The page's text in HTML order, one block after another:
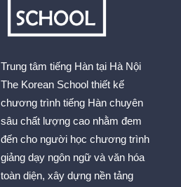
Trung tâm tiếng Hàn tại Hà Nội
The Korean School thiết kế
chương trình tiếng Hàn chuyên
sâu chất lượng cao nhằm đem
đến cho người học chương trình
giảng dạy ngôn ngữ và văn hóa
toàn diện, xây dựng nền tảng